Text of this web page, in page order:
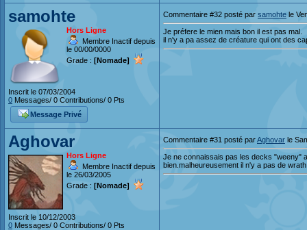
samohte
Hors Ligne
Membre Inactif depuis
le 00/00/0000
Grade : [Nomade]
Inscrit le 07/03/2004
0 Messages/ 0 Contributions/ 0 Pts
Message Privé
Commentaire #32 posté par samohte le
Je préfere le mien mais bon il est pas mal.
il n'y a pa assez de créature qui ont des
Aghovar
Hors Ligne
Membre Inactif depuis
le 26/03/2005
Grade : [Nomade]
Inscrit le 10/12/2003
0 Messages/ 0 Contributions/ 0 Pts
Commentaire #31 posté parAghovar le
Je ne connaissais pas les decks "weeny"
bien.malheureusement il n'y a pas de